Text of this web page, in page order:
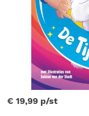
€ 19,99 p/st